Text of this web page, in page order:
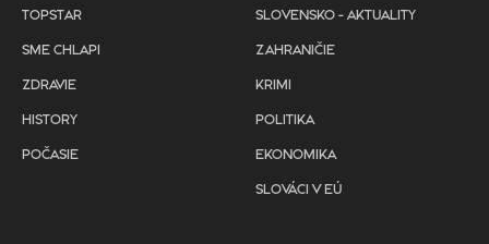
TOPSTAR
SME CHLAPI
ZDRAVIE
HISTORY
POČASIE
SLOVENSKO - AKTUALITY
ZAHRANIČIE
KRIMI
POLITIKA
EKONOMIKA
SLOVÁCI V EÚ